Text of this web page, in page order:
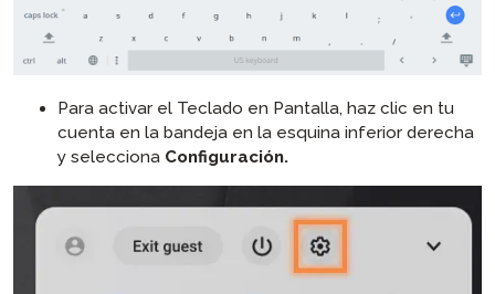
Para activar el Teclado en Pantalla, haz clic en tu
cuenta en la bandeja en la esquina inferior derecha
y selecciona Configuración.